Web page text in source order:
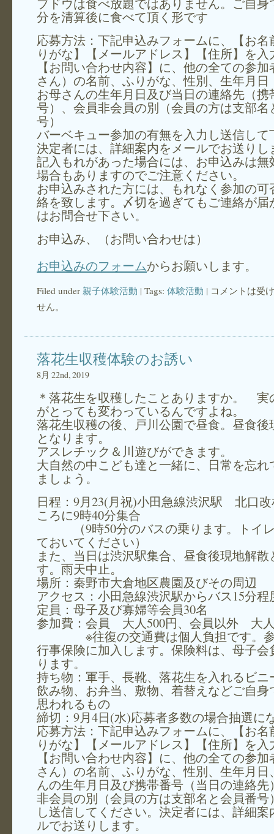
ブドウは食べ放題ではありません。ご自身
分を清算後に食べて頂く形です
応募方法：下記申込みフォームに、【お名
りがな】【メールアドレス】【住所】を入
【お問い合わせ内容】に、他の全ての参
さん）の名前、ふりがな、性別、生年月日
お母さんの生年月日及び当日の連絡先（携
号）、会員非会員の別（会員の方は支部名
号）
バーベキュー参加の有無を入力し送信して
決定者には、詳細案内をメールでお送りし
記入もれがあった場合には、お申込みは無
場合もありますのでご注意ください。
お申込みされた方には、もれなく参加の可
絡を致します。〆切を過ぎてもご連絡が届
はお問合せ下さい。
お申込み、（お問い合わせは）
お申込みのフォームからお願いします。
Filed under 親子体験活動 | Tags: 体験活動 | コメントは受
せん。
落花生収穫体験のお誘い
8月 22nd, 2019
＊落花生を収穫したことありますか。 実
がとっても変わっているんですよね。
落花生収穫の後、戸川公園で昼食。昼食後
となります。
アスレチック＆川遊びができます。
大自然の中こども達と一緒に、日常を忘れ
ましょう。
日程：9月23(月祝)小田急線渋沢駅 北口
ころに9時40分集合
（9時50分のバスの乗ります。トイ
ておいてください）
また、当日は渋沢駅集合、昼食後現地解散
す。雨天中止。
場所：秦野市大倉地区農園及びその周辺
アクセス：小田急線渋沢駅からバス15分程
定員：母子及び寡婦等会員30名
参加費：会員 大人500円、会員以外 大
※往復の交通費は個人負担です。参
行事保険に加入します。保険料は、母子会
ります。
持ち物：軍手、長靴、落花生を入れるビニ
飲み物、お弁当、敷物、着替えなどご自身
思われるもの
締切：9月4日(水)応募者多数の場合抽選に
応募方法：下記申込みフォームに、【お名
りがな】【メールアドレス】【住所】を入
【お問い合わせ内容】に、他の全ての参
さん）の名前、ふりがな、性別、生年月日
んの生年月日及び携帯番号（当日の連絡先
非会員の別（会員の方は支部名と会員番号
し送信してください。決定者には、詳細案
ルでお送りします。